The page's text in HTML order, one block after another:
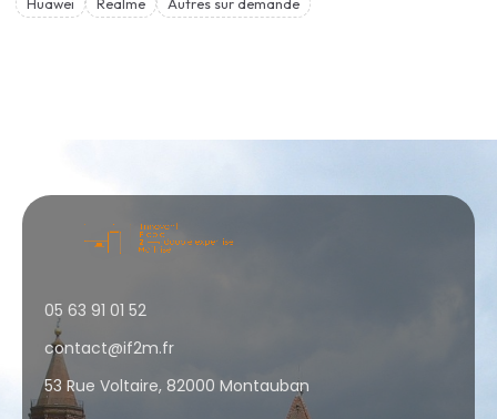
Huawei
Realme Autres sur demande
05 63 91 01 52
contact@if2m.fr
53 Rue Voltaire, 82000 Montauban